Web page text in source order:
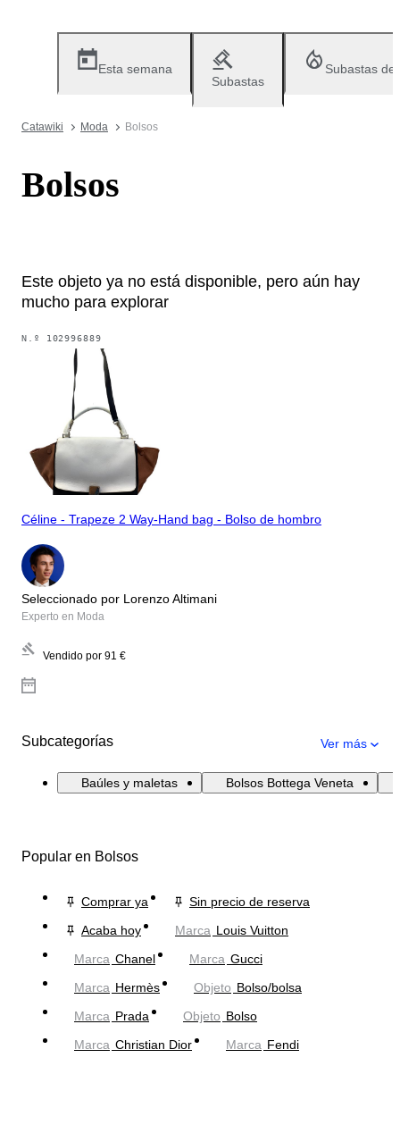
Esta semana
Subastas
Subastas
Catawiki Moda Bolsos
Bolsos
Este objeto ya no está disponible, pero aún hay
mucho para explorar
N.º 102996889
Céline - Trapeze 2 Way-Hand bag - Bolso de hombro
Seleccionado por Lorenzo Altimani
Experto en Moda
Vendido por 91 €
Subcategorías Ver más
Baúles y maletas Bolsos Bottega Veneta
Popular en Bolsos
Comprar ya
Sin precio de reserva
Acaba hoy
Marca Louis Vuitton
Marca Chanel Marca Gucci
Marca Hermès Objeto Bolso/bolsa
Marca Prada Objeto Bolso
Marca Christian Dior Marca Fendi